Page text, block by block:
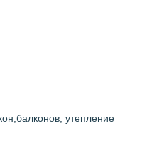
утепление